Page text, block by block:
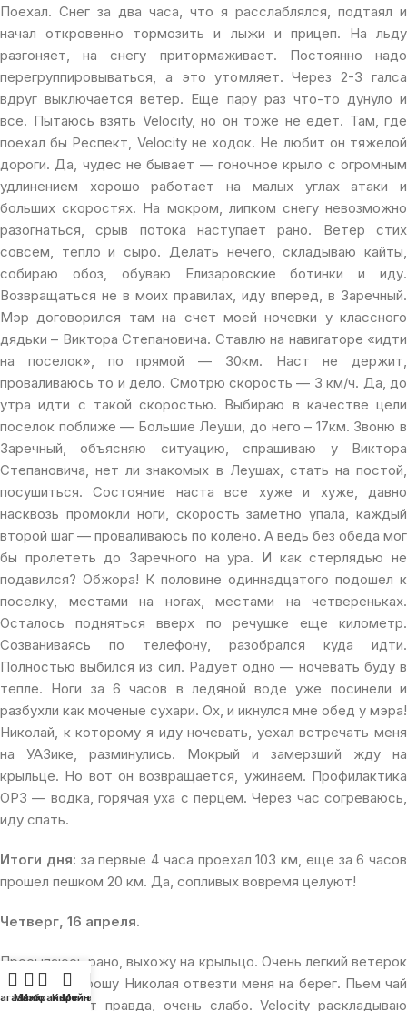
Поехал. Снег за два часа, что я расслаблялся, подтаял и
начал откровенно тормозить и лыжи и прицеп. На льду
разгоняет, на снегу притормаживает. Постоянно надо
перегруппировываться, а это утомляет. Через 2-3 галса
вдруг выключается ветер. Еще пару раз что-то дунуло и
все. Пытаюсь взять Velocity, но он тоже не едет. Там, где
поехал бы Респект, Velocity не ходок. Не любит он тяжелой
дороги. Да, чудес не бывает — гоночное крыло с огромным
удлинением хорошо работает на малых углах атаки и
больших скоростях. На мокром, липком снегу невозможно
разогнаться, срыв потока наступает рано. Ветер стих
совсем, тепло и сыро. Делать нечего, складываю кайты,
собираю обоз, обуваю Елизаровские ботинки и иду.
Возвращаться не в моих правилах, иду вперед, в Заречный.
Мэр договорился там на счет моей ночевки у классного
дядьки – Виктора Степановича. Ставлю на навигаторе «идти
на поселок», по прямой — 30км. Наст не держит,
проваливаюсь то и дело. Смотрю скорость — 3 км/ч. Да, до
утра идти с такой скоростью. Выбираю в качестве цели
поселок поближе — Большие Леуши, до него – 17км. Звоню в
Заречный, объясняю ситуацию, спрашиваю у Виктора
Степановича, нет ли знакомых в Леушах, стать на постой,
посушиться. Состояние наста все хуже и хуже, давно
насквозь промокли ноги, скорость заметно упала, каждый
второй шаг — проваливаюсь по колено. А ведь без обеда мог
бы пролететь до Заречного на ура. И как стерлядью не
подавился? Обжора! К половине одиннадцатого подошел к
поселку, местами на ногах, местами на четвереньках.
Осталось подняться вверх по речушке еще километр.
Созваниваясь по телефону, разобрался куда идти.
Полностью выбился из сил. Радует одно — ночевать буду в
тепле. Ноги за 6 часов в ледяной воде уже посинели и
разбухли как моченые сухари. Ох, и икнулся мне обед у мэра!
Николай, к которому я иду ночевать, уехал встречать меня
на УАЗике, разминулись. Мокрый и замерзший жду на
крыльце. Но вот он возвращается, ужинаем. Профилактика
ОРЗ — водка, горячая уха с перцем. Через час согреваюсь,
иду спать.
Итоги дня: за первые 4 часа проехал 103 км, еще за 6 часов
прошел пешком 20 км. Да, сопливых вовремя целуют!
Четверг, 16 апреля.
Просыпаюсь рано, выхожу на крыльцо. Очень легкий ветерок
с востока. Прошу Николая отвезти меня на берег. Пьем чай
и едем. Дует правда, очень слабо. Velocity раскладываю
Меню
Избранное
Корзина
Мой аккаунт